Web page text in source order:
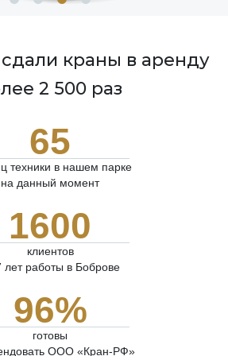
краны в аренду
2 500 раз
65
техники в нашем парке
на данный момент
1600
клиентов
лет работы в Боброве
96%
готовы
ООО «Кран-РФ»